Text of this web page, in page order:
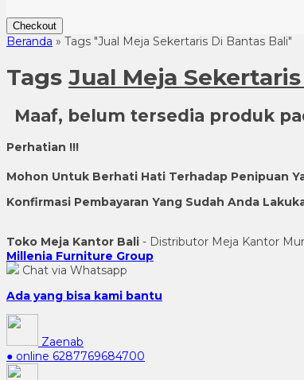
Checkout
Beranda » Tags "Jual Meja Sekertaris Di Bantas Bali"
Tags Jual Meja
Maaf, belum tersedia produk
Perhatian !!!
Mohon Untuk Berhati Hati Terhadap Penipuan
Konfirmasi Pembayaran Yang Sudah Anda
Toko Meja Kantor Bali - Distributor Meja Kantor
Millenia Furniture Group
Chat via Whatsapp
Ada yang bisa kami bantu
Zaenab
● online 6287769684700